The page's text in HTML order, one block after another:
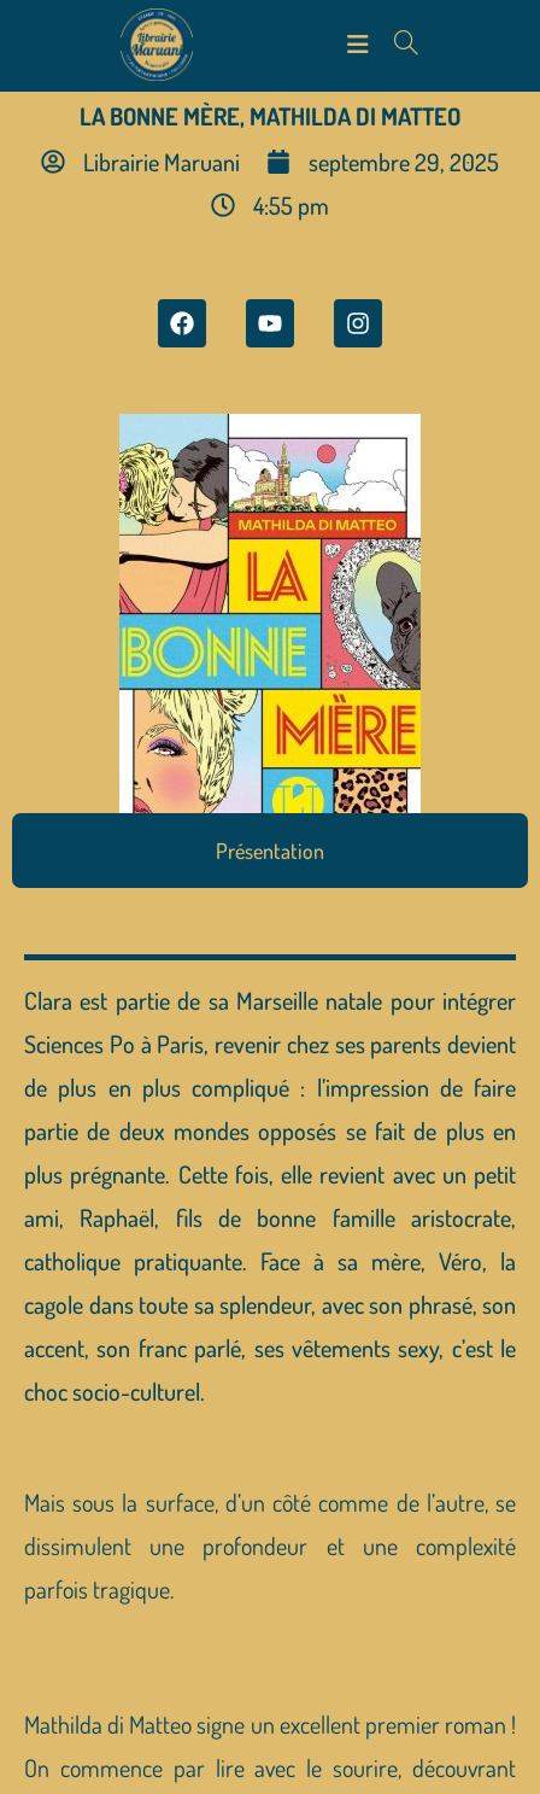
LA BONNE MÈRE, MATHILDA DI MATTEO
Librairie Maruani
septembre 29, 2025
4:55 pm
Présentation
Clara est partie de sa Marseille natale pour intégrer
Sciences Po à Paris, revenir chez ses parents devient
de plus en plus compliqué : l’impression de faire
partie de deux mondes opposés se fait de plus en
plus prégnante. Cette fois, elle revient avec un petit
ami, Raphaël, fils de bonne famille aristocrate,
catholique pratiquante. Face à sa mère, Véro, la
cagole dans toute sa splendeur, avec son phrasé, son
accent, son franc parlé, ses vêtements sexy, c’est le
choc socio-culturel.
Mais sous la surface, d’un côté comme de l’autre, se
dissimulent une profondeur et une complexité
parfois tragique.
Mathilda di Matteo signe un excellent premier roman !
On commence par lire avec le sourire, découvrant